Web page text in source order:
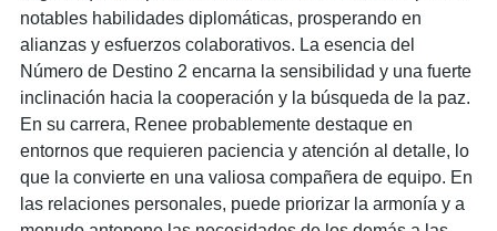
notables habilidades diplomáticas, prosperando en
alianzas y esfuerzos colaborativos. La esencia del
Número de Destino 2 encarna la sensibilidad y una fuerte
inclinación hacia la cooperación y la búsqueda de la paz.
En su carrera, Renee probablemente destaque en
entornos que requieren paciencia y atención al detalle, lo
que la convierte en una valiosa compañera de equipo. En
las relaciones personales, puede priorizar la armonía y a